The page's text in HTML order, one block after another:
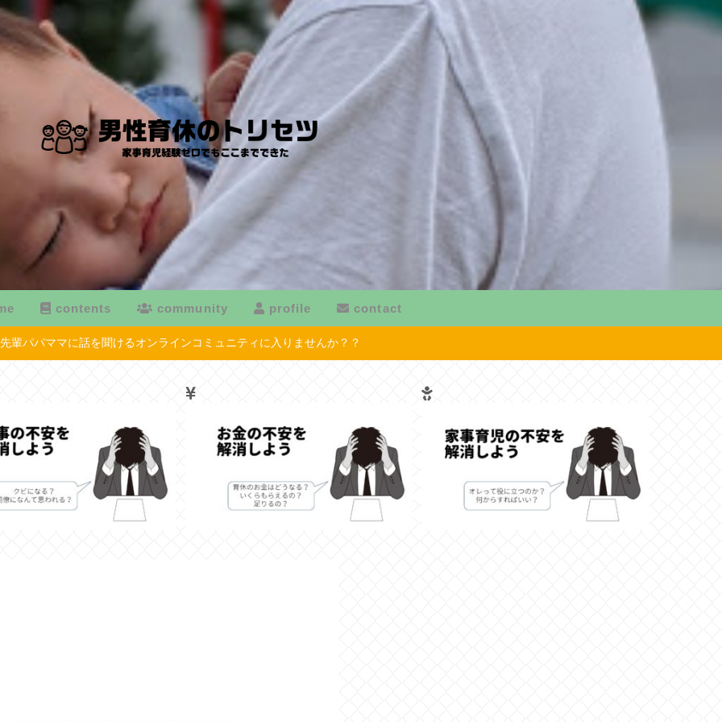
contents community profile contact
先輩パパママに話を聞けるオンラインコミュニティに入りませんか？？